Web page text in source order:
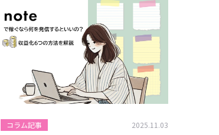
コラム記事 2025.11.03